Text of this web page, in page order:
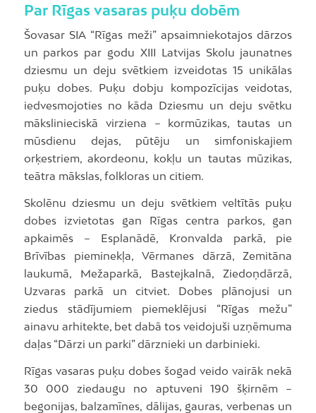
Par Rīgas vasaras puķu dobēm
Šovasar SIA “Rīgas meži” apsaimniekotajos dārzos
un parkos par godu XIII Latvijas Skolu jaunatnes
dziesmu un deju svētkiem izveidotas 15 unikālas
puķu dobes. Puķu dobju kompozīcijas veidotas,
iedvesmojoties no kāda Dziesmu un deju svētku
mākslinieciskā virziena – kormūzikas, tautas un
mūsdienu dejas, pūtēju un simfoniskajiem
orķestriem, akordeonu, kokļu un tautas mūzikas,
teātra mākslas, folkloras un citiem.
Skolēnu dziesmu un deju svētkiem veltītās puķu
dobes izvietotas gan Rīgas centra parkos, gan
apkaimēs – Esplanādē, Kronvalda parkā, pie
Brīvības pieminekļa, Vērmanes dārzā, Zemitāna
laukumā, Mežaparkā, Bastejkalnā, Ziedoņdārzā,
Uzvaras parkā un citviet. Dobes plānojusi un
ziedus stādījumiem piemeklējusi “Rīgas mežu”
ainavu arhitekte, bet dabā tos veidojuši uzņēmuma
daļas “Dārzi un parki” dārznieki un darbinieki.
Rīgas vasaras puķu dobes šogad veido vairāk nekā
30 000 ziedaugu no aptuveni 190 šķirnēm –
begonijas, balzamīnes, dālijas, gauras, verbenas un